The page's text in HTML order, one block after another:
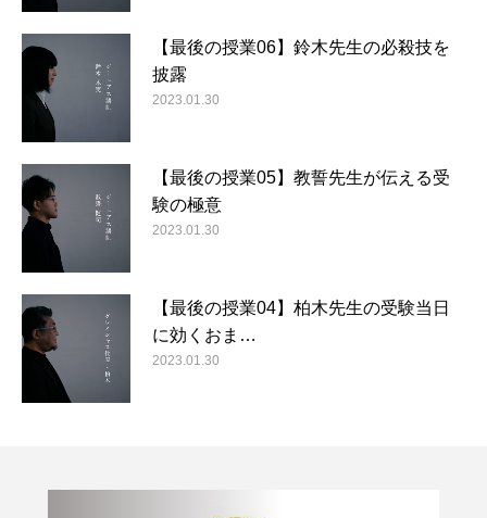
【最後の授業06】鈴木先生の必殺技を
披露
2023.01.30
【最後の授業05】教誓先生が伝える受
験の極意
2023.01.30
【最後の授業04】柏木先生の受験当日
に効くおま…
2023.01.30